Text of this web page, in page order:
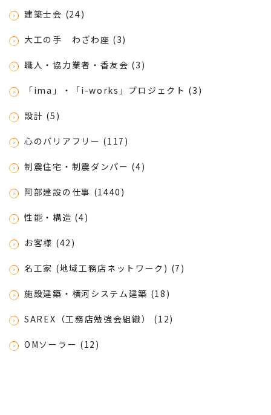
建築士会 (24)
大工の手 わざわ座 (3)
職人・協力業者・香友会 (3)
「ima」・「i-works」プロジェクト (3)
設計 (5)
心のバリアフリー (117)
制震住宅・制震ダンパー (4)
阿部建設の仕事 (1440)
性能・構造 (4)
お客様 (42)
名工家 (地域工務店ネットワーク) (7)
施設建築・横河システム建築 (18)
SAREX（工務店勉強会組織） (12)
OMソーラー (12)